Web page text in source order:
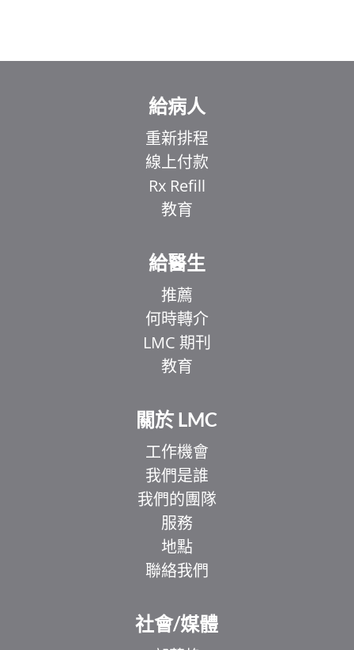
給病人
重新排程
線上付款
Rx Refill
教育
給醫生
推薦
何時轉介
LMC 期刊
教育
關於 LMC
工作機會
我們是誰
我們的團隊
服務
地點
聯絡我們
社會/媒體